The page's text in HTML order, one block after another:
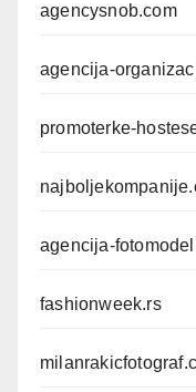
agencysnob.com
agencija-
promoterke-
agencija-
fashionweek.rs